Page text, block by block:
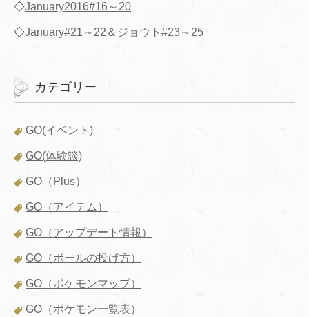
◇January2016#16～20
◇January#21～22＆ジョウト#23～25
カテゴリー
GO(イベント)
GO(体験談)
GO（Plus）
GO（アイテム）
GO（アップデート情報）
GO（ボールの投げ方）
GO（ポケモンマップ）
GO（ポケモン一覧表）